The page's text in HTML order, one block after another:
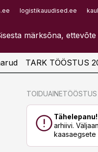
logistikauudised.ee
TARK TÖÖSTUS
TOIDUAINETÖÖSTUS
Tähelepanu!
arhiivi.
kaasaegsete